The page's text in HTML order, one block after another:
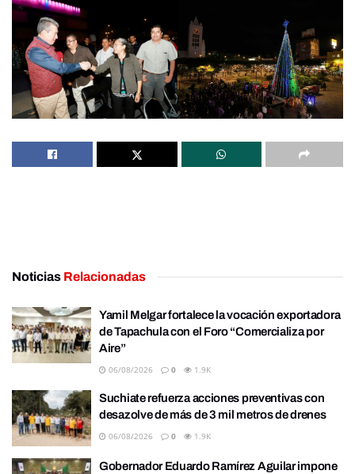
Noticias Relacionadas
Yamil Melgar fortalece la vocación exportadora
de Tapachula con el Foro “Comercializa por
Aire”
06/08/2026 0 1.9K
Suchiate refuerza acciones preventivas con
desazolve de más de 3 mil metros de drenes
06/08/2026 0 1.9K
Gobernador Eduardo Ramírez Aguilar impone